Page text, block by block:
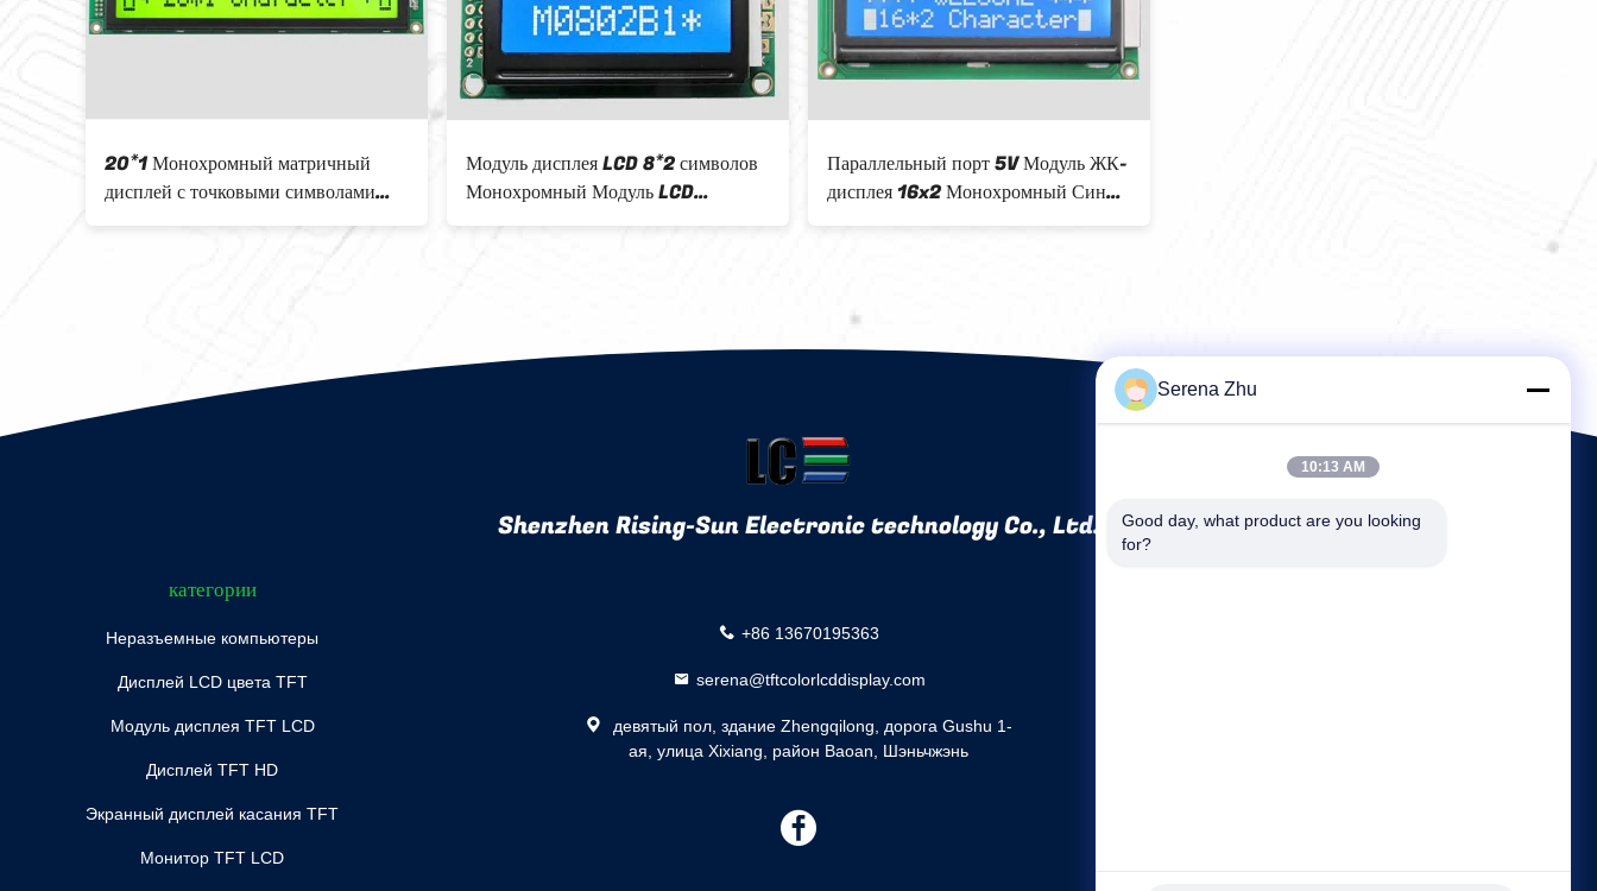
20*1 Монохромный матричный
дисплей с точковыми символами
Желтый зеленый фонарь LCX201A
Модуль дисплея LCD 8*2 символов
Монохромный Модуль LCD
Параллельный отрицательный
Параллельный порт 5V Модуль ЖК-
дисплея 16x2 Монохромный Синий
фоновый свет Цвет
Shenzhen Rising-Sun Electronic technology Co., Ltd.
категории
Неразъемные компьютеры
Дисплей LCD цвета TFT
Модуль дисплея TFT LCD
Дисплей TFT HD
Экранный дисплей касания TFT
Монитор TFT LCD
+86 13670195363
serena@tftcolorlcddisplay.com
девятый пол, здание Zhengqilong, дорога Gushu 1-
ая, улица Xixiang, район Baoan, Шэньчжэнь
Serena Zhu
10:13 AM
Good day, what product are you looking
for?